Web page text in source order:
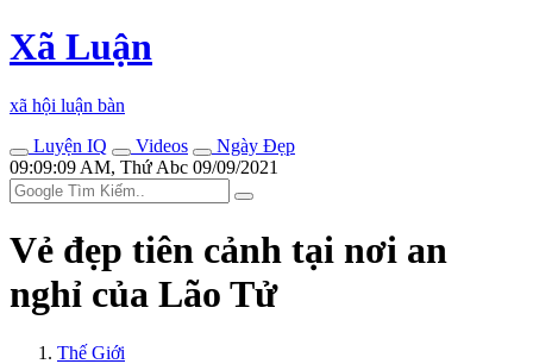
Xã Luận
xã hội luận bàn
Luyện IQ
Videos
Ngày Đẹp
09:09:09 AM, Thứ Abc 09/09/2021
Vẻ đẹp tiên cảnh tại nơi an
nghỉ của Lão Tử
Thế Giới